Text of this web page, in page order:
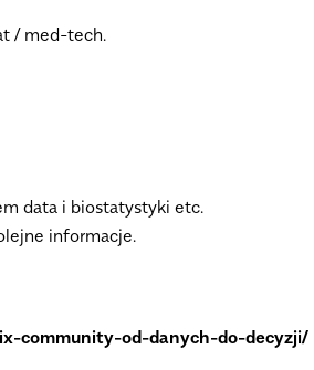
/ med-tech.
data i biostatystyki etc.
informacje.
community-od-danych-do-decyzji/